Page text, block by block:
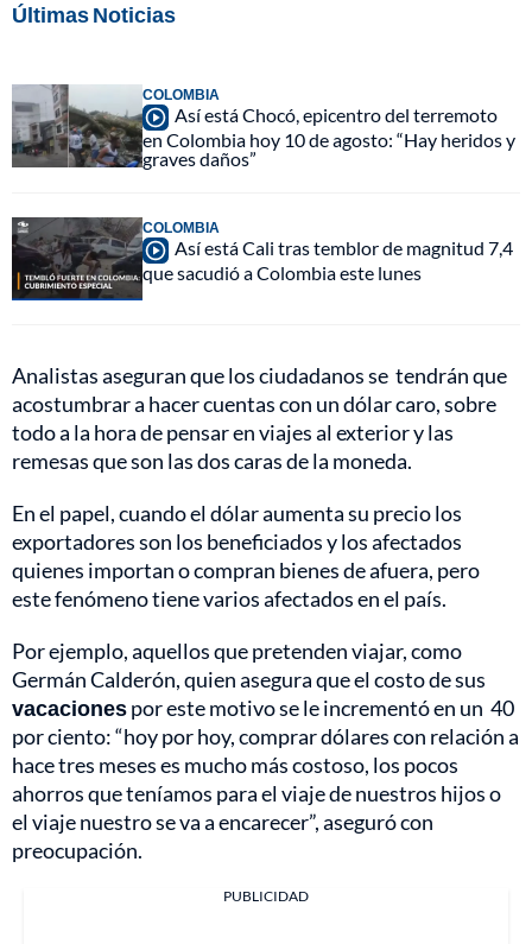
Últimas Noticias
COLOMBIA
Así está Chocó, epicentro del terremoto
en Colombia hoy 10 de agosto: “Hay heridos y
graves daños”
COLOMBIA
Así está Cali tras temblor de magnitud 7,4
que sacudió a Colombia este lunes
Analistas aseguran que los ciudadanos se tendrán que
acostumbrar a hacer cuentas con un dólar caro, sobre
todo a la hora de pensar en viajes al exterior y las
remesas que son las dos caras de la moneda.
En el papel, cuando el dólar aumenta su precio los
exportadores son los beneficiados y los afectados
quienes importan o compran bienes de afuera, pero
este fenómeno tiene varios afectados en el país.
Por ejemplo, aquellos que pretenden viajar, como
Germán Calderón, quien asegura que el costo de sus
vacacionespor este motivo se le incrementó en un 40
por ciento: “hoy por hoy, comprar dólares con relación a
hace tres meses es mucho más costoso, los pocos
ahorros que teníamos para el viaje de nuestros hijos o
el viaje nuestro se va a encarecer”, aseguró con
preocupación.
PUBLICIDAD